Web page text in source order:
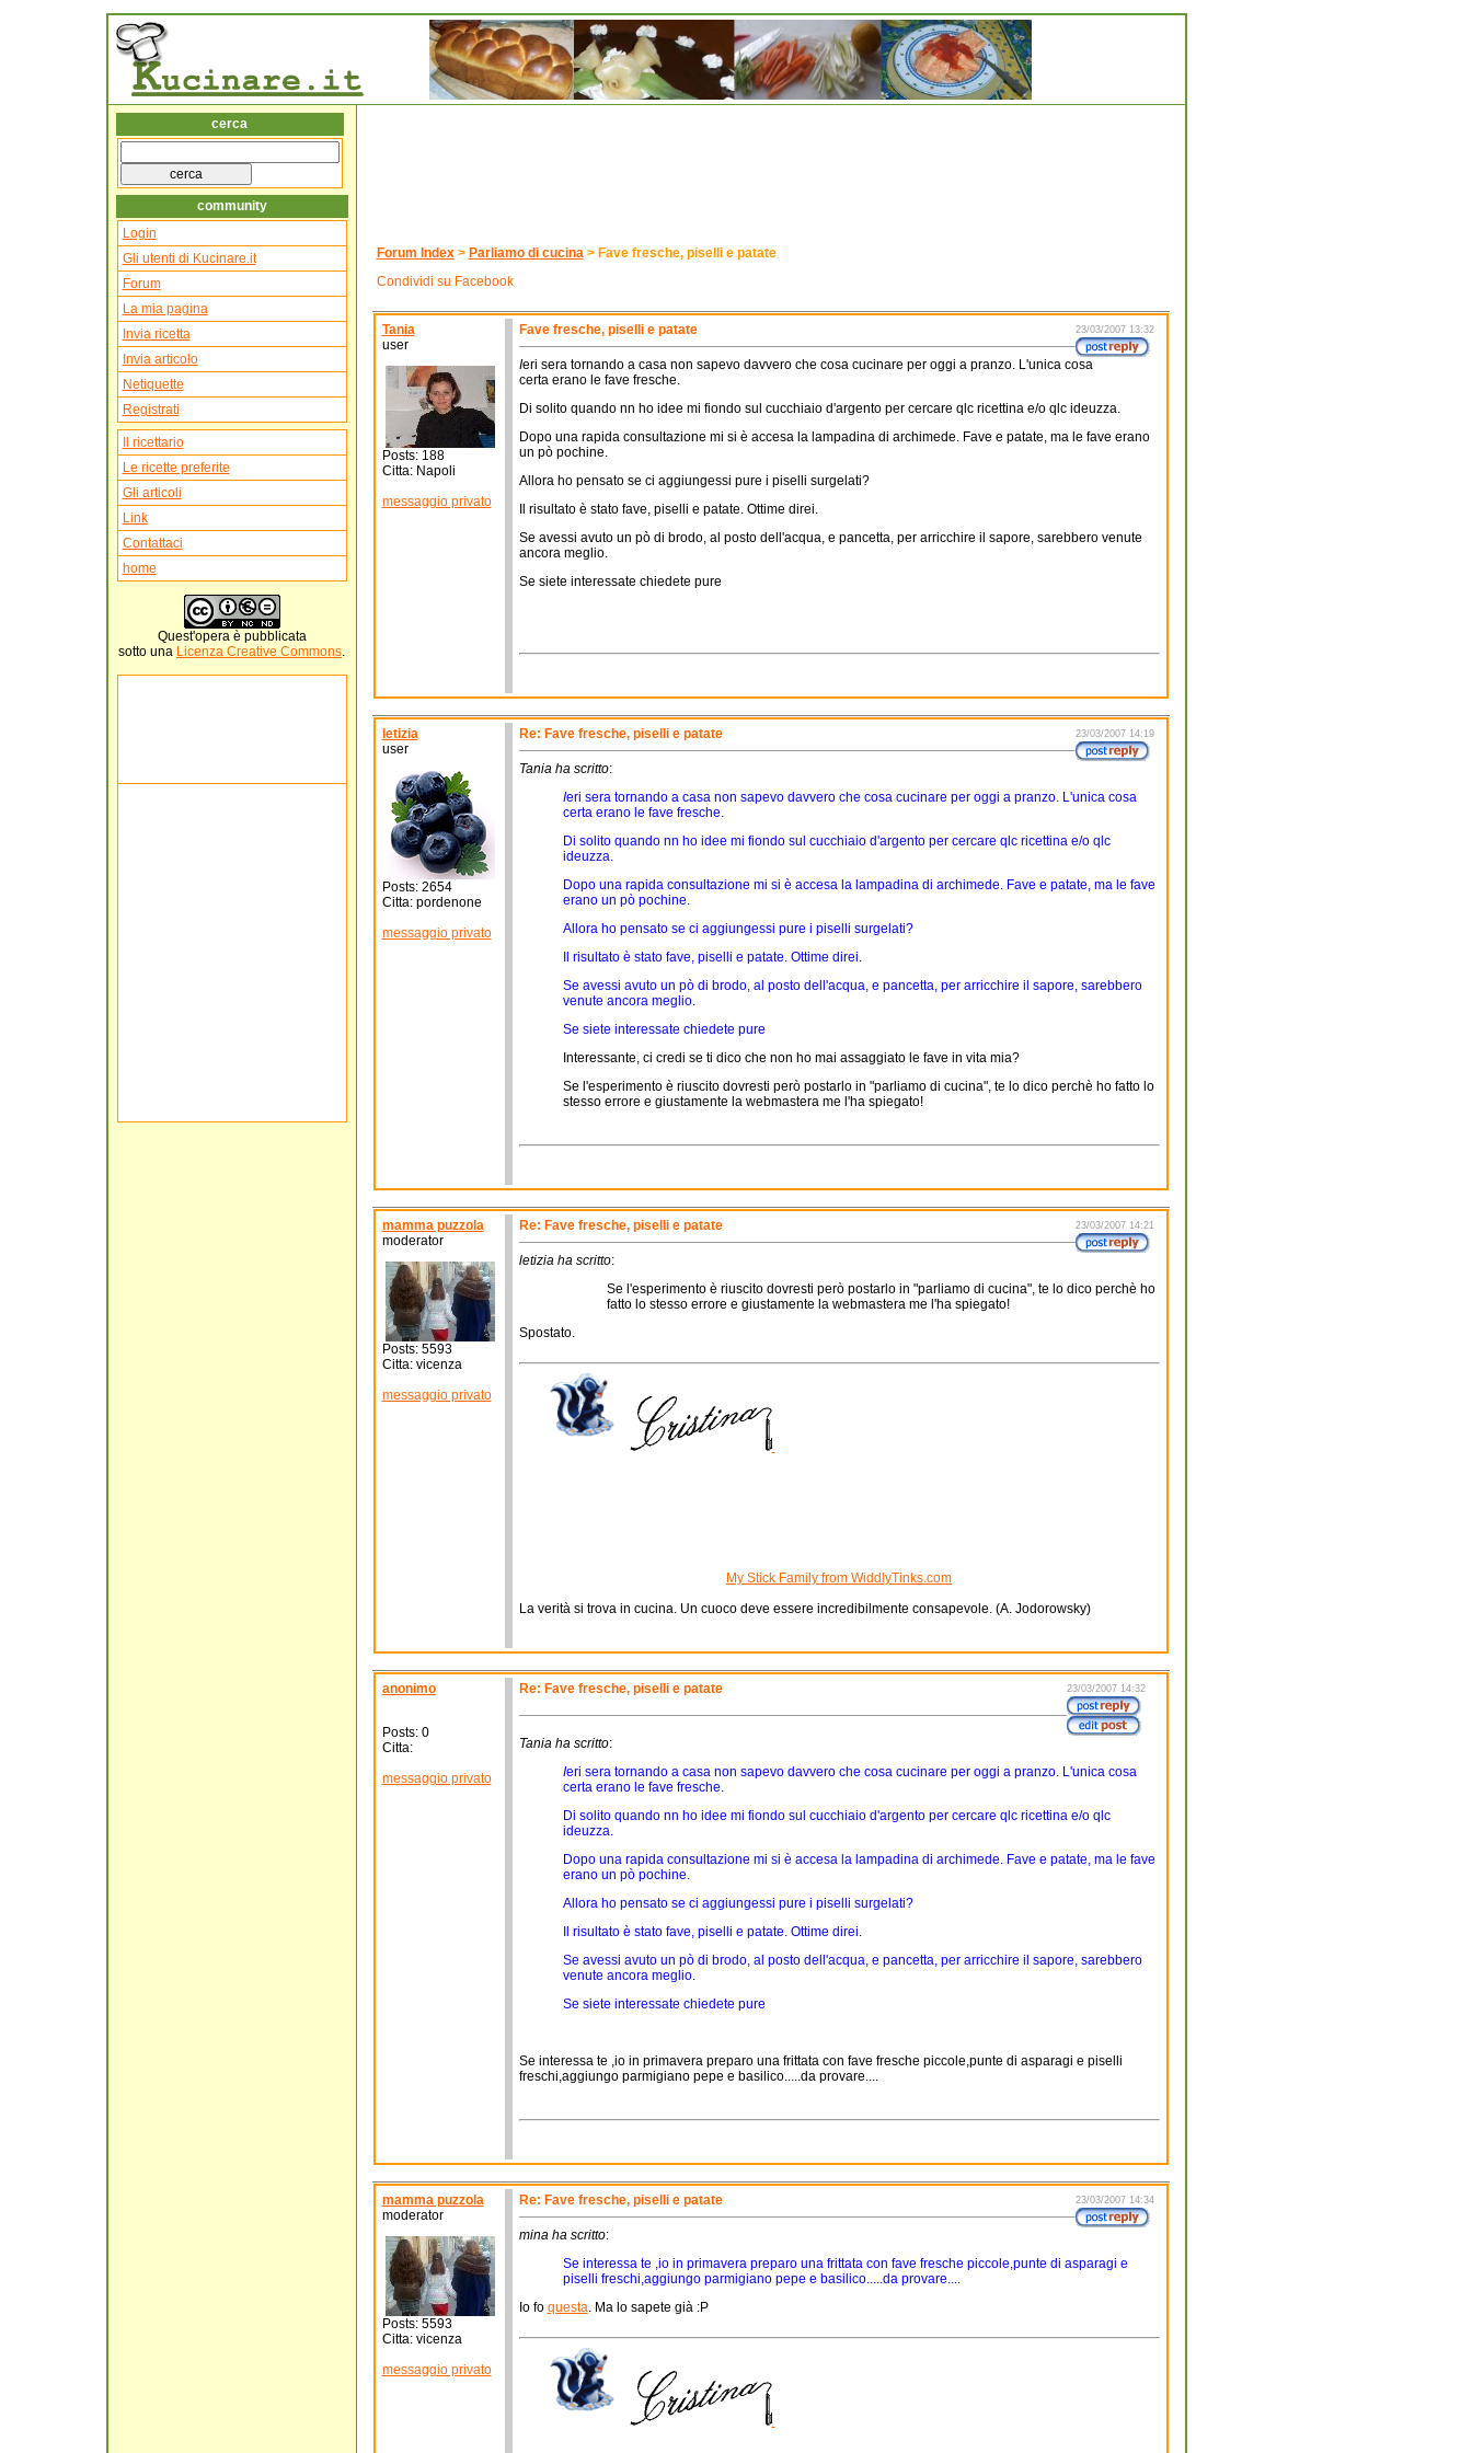
cerca
community
Login
Gli utenti di Kucinare.it
Forum
La mia pagina
Invia ricetta
Invia articolo
Netiquette
Registrati
Il ricettario
Le ricette preferite
Gli articoli
Link
Contattaci
home
Quest'operaè pubblicata
sotto una Licenza Creative Commons.
Forum Index> Parliamo di cucina> Fave fresche, piselli e patate
Condividi su Facebook
Tania
user
Posts: 188
Citta: Napoli
messaggio privato
Fave fresche, piselli e patate 23/03/2007 13:32
Ieri sera tornando a casa non sapevo davvero che cosa cucinare per oggi a pranzo. L'unica cosa
certa erano le fave fresche.
Di solito quando nn ho idee mi fiondo sul cucchiaio d'argento per cercare qlc ricettina e/o qlc ideuzza.
Dopo una rapida consultazione mi si è accesa la lampadina di archimede. Fave e patate, ma le fave erano
un pò pochine.
Allora ho pensato se ci aggiungessi pure i piselli surgelati?
Il risultato è stato fave, piselli e patate. Ottime direi.
Se avessi avuto un pò di brodo, al posto dell'acqua, e pancetta, per arricchire il sapore, sarebbero venute
ancora meglio.
Se siete interessate chiedete pure
letizia
user
Posts: 2654
Citta: pordenone
messaggio privato
Re: Fave fresche, piselli e patate 23/03/2007 14:19
Tania ha scritto:
Ieri sera tornando a casa non sapevo davvero che cosa cucinare per oggi a pranzo. L'unica cosa
certa erano le fave fresche.
Di solito quando nn ho idee mi fiondo sul cucchiaio d'argento per cercare qlc ricettina e/o qlc
ideuzza.
Dopo una rapida consultazione mi si è accesa la lampadina di archimede. Fave e patate, ma le fave
erano un pò pochine.
Allora ho pensato se ci aggiungessi pure i piselli surgelati?
Il risultato è stato fave, piselli e patate. Ottime direi.
Se avessi avuto un pò di brodo, al posto dell'acqua, e pancetta, per arricchire il sapore, sarebbero
venute ancora meglio.
Se siete interessate chiedete pure
Interessante, ci credi se ti dico che non ho mai assaggiato le fave in vita mia?
Se l'esperimento è riuscito dovresti però postarlo in "parliamo di cucina", te lo dico perchè ho fatto lo
stesso errore e giustamente la webmastera me l'ha spiegato!
mamma puzzola
moderator
Posts: 5593
Citta: vicenza
messaggio privato
Re: Fave fresche, piselli e patate 23/03/2007 14:21
letizia ha scritto:
Se l'esperimento è riuscito dovresti però postarlo in "parliamo di cucina", te lo dico perchè ho
fatto lo stesso errore e giustamente la webmastera me l'ha spiegato!
Spostato.
My Stick Family from WiddlyTinks.com
La verità si trova in cucina. Un cuoco deve essere incredibilmente consapevole. (A. Jodorowsky)
anonimo
Posts: 0
Citta:
messaggio privato
Re: Fave fresche, piselli e patate 23/03/2007 14:32
Tania ha scritto:
Ieri sera tornando a casa non sapevo davvero che cosa cucinare per oggi a pranzo. L'unica cosa
certa erano le fave fresche.
Di solito quando nn ho idee mi fiondo sul cucchiaio d'argento per cercare qlc ricettina e/o qlc
ideuzza.
Dopo una rapida consultazione mi si è accesa la lampadina di archimede. Fave e patate, ma le fave
erano un pò pochine.
Allora ho pensato se ci aggiungessi pure i piselli surgelati?
Il risultato è stato fave, piselli e patate. Ottime direi.
Se avessi avuto un pò di brodo, al posto dell'acqua, e pancetta, per arricchire il sapore, sarebbero
venute ancora meglio.
Se siete interessate chiedete pure
Se interessa te ,io in primavera preparo una frittata con fave fresche piccole,punte di asparagi e piselli
freschi,aggiungo parmigiano pepe e basilico.....da provare....
mamma puzzola
moderator
Posts: 5593
Citta: vicenza
messaggio privato
Re: Fave fresche, piselli e patate 23/03/2007 14:34
mina ha scritto:
Se interessa te ,io in primavera preparo una frittata con fave fresche piccole,punte di asparagi e
piselli freschi,aggiungo parmigiano pepe e basilico.....da provare....
Io fo questa. Ma lo sapete già :P